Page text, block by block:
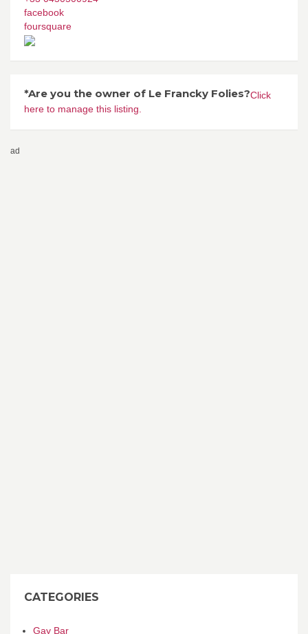
facebook
foursquare
*Are you the owner of Le Francky Folies?Click
here to manage this listing.
ad
CATEGORIES
Gay Bar